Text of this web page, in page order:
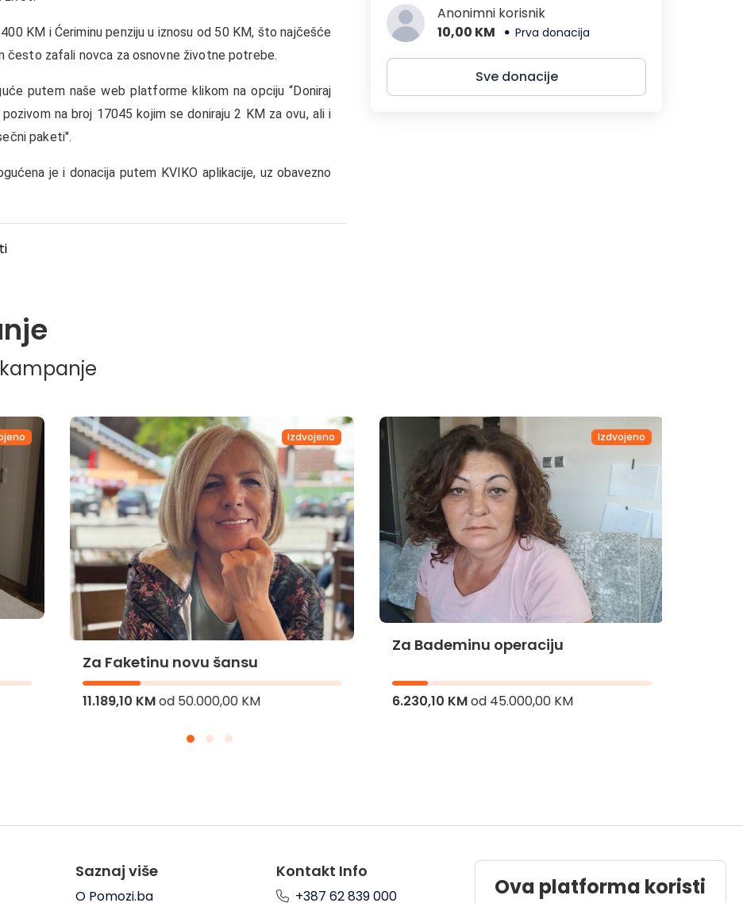
KM i Ćeriminu penziju u iznosu od 50 KM, što najčešće
često zafali novca za osnovne životne potrebe.
putem naše web platforme klikom na opciju “Doniraj
na broj 17045 kojim se doniraju 2 KM za ovu, ali i
paketi".
je i donacija putem KVIKO aplikacije, uz obavezno
Anonimni korisnik
10,00 KM
Prva donacija
Sve donacije
Izdvojeno
Za Faketinu novu šansu
11.189,10 KMod50.000,00 KM
Izdvojeno
Za Bademinu operaciju
6.230,10 KMod 45.000,00 KM
Saznaj više
O Pomozi.ba
Kontakt Info
+387 62 839 000 Pon - Pet od 08 do 17h
Ova platforma koristi